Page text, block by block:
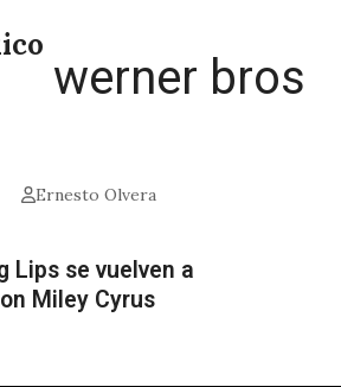
werner bros
Ernesto Olvera
Lips se vuelven a
Miley Cyrus